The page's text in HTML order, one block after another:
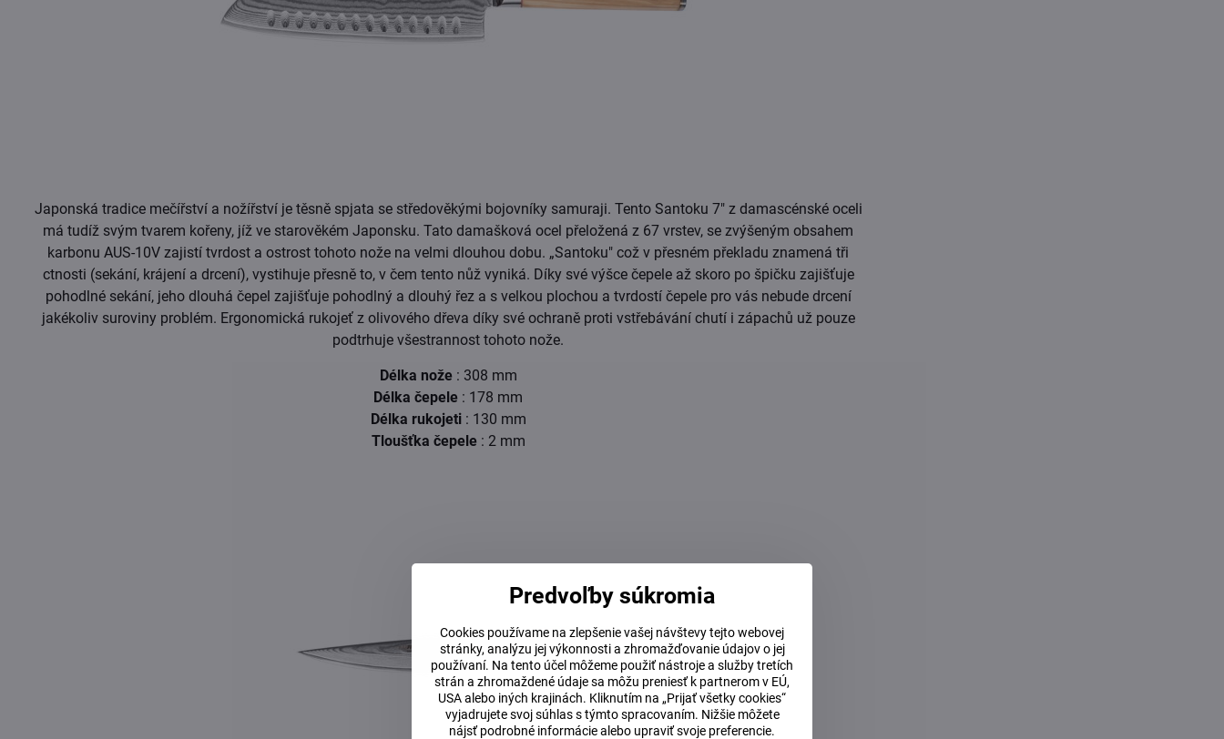
Japonská tradice mečířství a nožířství je těsně spjata se středověkými bojovníky samuraji. Tento Santoku 7" z damascénské oceli
má tudíž svým tvarem kořeny, jíž ve starověkém Japonsku. Tato damašková ocel přeložená z 67 vrstev, se zvýšeným obsahem
karbonu AUS-10V zajistí tvrdost a ostrost tohoto nože na velmi dlouhou dobu. „Santoku" což v přesném překladu znamená tři
ctnosti (sekání, krájení a drcení), vystihuje přesně to, v čem tento nůž vyniká. Díky své výšce čepele až skoro po špičku zajišťuje
pohodlné sekání, jeho dlouhá čepel zajišťuje pohodlný a dlouhý řez a s velkou plochou a tvrdostí čepele pro vás nebude drcení
jakékoliv suroviny problém. Ergonomická rukojeť z olivového dřeva díky své ochraně proti vstřebávání chutí i zápachů už pouze
podtrhuje všestrannost tohoto nože.
Délka nože: 308 mm
Délka čepele : 178 mm
Délka rukojeti: 130 mm
Tloušťka čepele: 2 mm
Predvoľby súkromia
Cookies používame na zlepšenie vašej návštevy tejto webovej
stránky, analýzu jej výkonnosti a zhromažďovanie údajov o jej
používaní. Na tento účel môžeme použiť nástroje a služby tretích
strán a zhromaždené údaje sa môžu preniesť k partnerom v EÚ,
USA alebo iných krajinách. Kliknutím na „Prijať všetky cookies“
vyjadrujete svoj súhlas s týmto spracovaním. Nižšie môžete
nájsť podrobné informácie alebo upraviť svoje preferencie.